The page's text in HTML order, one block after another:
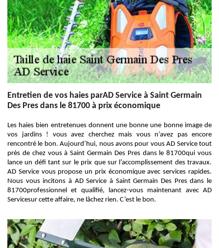
Entretien de vos haies parAD Service à Saint Germain
Des Pres dans le 81700 à prix économique
Les haies bien entretenues donnent une bonne une bonne image de
vos jardins ! vous avez cherchez mais vous n’avez pas encore
rencontré le bon. Aujourd’hui, nous avons pour vous AD Service tout
près de chez vous à Saint Germain Des Pres dans le 81700qui vous
lance un défi tant sur le prix que sur l’accomplissement des travaux.
AD Service vous propose un prix économique avec services rapides.
Nous vous incitons à AD Service à Saint Germain Des Pres dans le
81700professionnel et qualifié, lancez-vous maintenant avec AD
Servicesur cette affaire, ne lâchez rien. C’est le bon.